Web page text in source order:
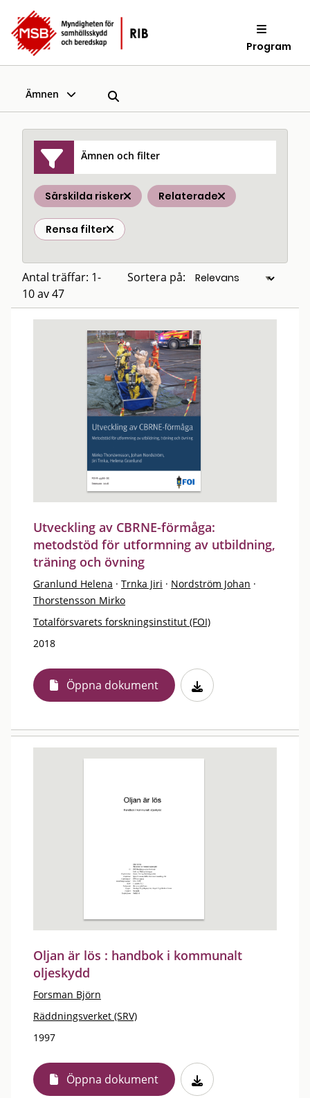
Program
Ämnen
Ämnen och filter
Särskilda risker Relaterade
Rensa filter
Antal träffar: 1-
10 av 47
Sortera på:
Utveckling av CBRNE-förmåga:
metodstöd för utformning av utbildning,
träning och övning
Granlund Helena · Trnka Jiri · Nordström Johan ·
Thorstensson Mirko
Totalförsvarets forskningsinstitut (FOI)
2018
Öppna dokument
Oljan är lös : handbok i kommunalt
oljeskydd
Forsman Björn
Räddningsverket (SRV)
1997
Öppna dokument